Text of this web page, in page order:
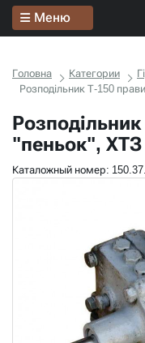
Меню
Головна Категории
Розподільник Т-150
"пеньок", ХТЗ
Каталожный номер: